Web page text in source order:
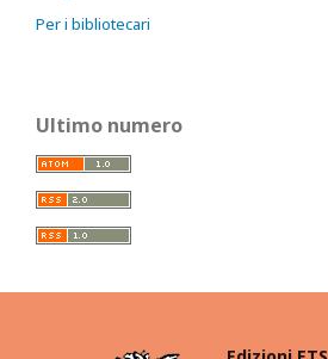
Per i bibliotecari
Ultimo numero